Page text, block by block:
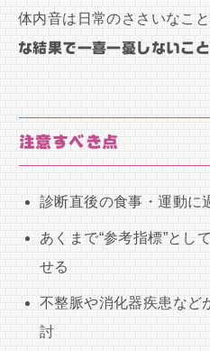
体内音は日常のささいなこ
な結果で一喜一憂しないこと
注意すべき点
診断直後の食事・運動に
あくまで“参考指標”とし
せる
不整脈や消化器疾患など
討